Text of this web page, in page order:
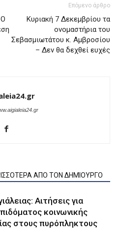
Επόμενο άρθρο
Κυριακή 7 Δεκεμβρίου τα
ονομαστήρια του
Σεβασμιωτάτου κ. Αμβροσίου
– Δεν θα δεχθεί ευχές
ΑΠΟ ΤΟΝ ΔΗΜΙΟΥΡΓΟ
Αιτήσεις για
κοινωνικής
στους πυρόπληκτους